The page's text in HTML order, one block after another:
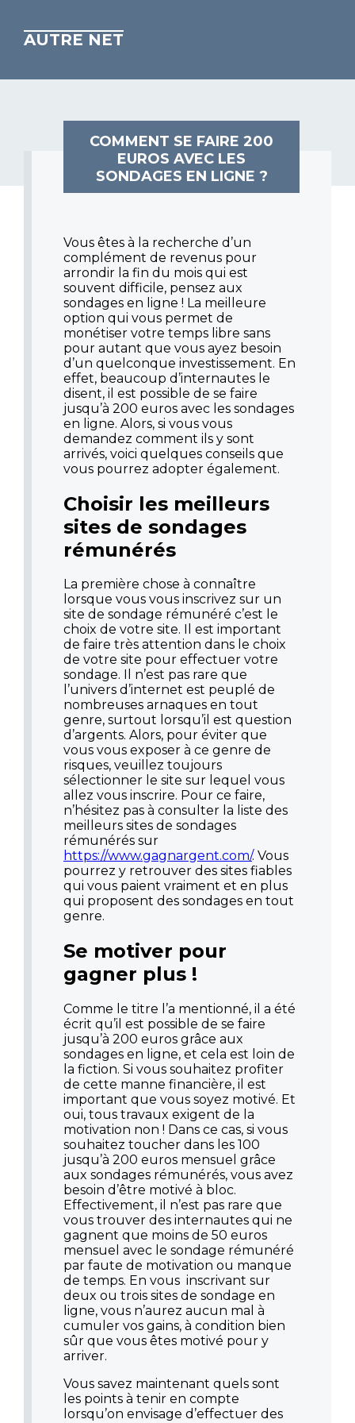
AUTRE NET
COMMENT SE FAIRE 200
EUROS AVEC LES
SONDAGES EN LIGNE ?
Vous êtes à la recherche d’un
complément de revenus pour
arrondir la fin du mois qui est
souvent difficile, pensez aux
sondages en ligne ! La meilleure
option qui vous permet de
monétiser votre temps libre sans
pour autant que vous ayez besoin
d’un quelconque investissement. En
effet, beaucoup d’internautes le
disent, il est possible de se faire
jusqu’à 200 euros avec les sondages
en ligne. Alors, si vous vous
demandez comment ils y sont
arrivés, voici quelques conseils que
vous pourrez adopter également.
Choisir les meilleurs
sites de sondages
rémunérés
La première chose à connaître
lorsque vous vous inscrivez sur un
site de sondage rémunéré c’est le
choix de votre site. Il est important
de faire très attention dans le choix
de votre site pour effectuer votre
sondage. Il n’est pas rare que
l’univers d’internet est peuplé de
nombreuses arnaques en tout
genre, surtout lorsqu’il est question
d’argents. Alors, pour éviter que
vous vous exposer à ce genre de
risques, veuillez toujours
sélectionner le site sur lequel vous
allez vous inscrire. Pour ce faire,
n’hésitez pas à consulter la liste des
meilleurs sites de sondages
rémunérés sur
https://www.gagnargent.com/. Vous
pourrez y retrouver des sites fiables
qui vous paient vraiment et en plus
qui proposent des sondages en tout
genre.
Se motiver pour
gagner plus !
Comme le titre l’a mentionné, il a été
écrit qu’il est possible de se faire
jusqu’à 200 euros grâce aux
sondages en ligne, et cela est loin de
la fiction. Si vous souhaitez profiter
de cette manne financière, il est
important que vous soyez motivé. Et
oui, tous travaux exigent de la
motivation non ! Dans ce cas, si vous
souhaitez toucher dans les 100
jusqu’à 200 euros mensuel grâce
aux sondages rémunérés, vous avez
besoin d’être motivé à bloc.
Effectivement, il n’est pas rare que
vous trouver des internautes qui ne
gagnent que moins de 50 euros
mensuel avec le sondage rémunéré
par faute de motivation ou manque
de temps. En vous inscrivant sur
deux ou trois sites de sondage en
ligne, vous n’aurez aucun mal à
cumuler vos gains, à condition bien
sûr que vous êtes motivé pour y
arriver.
Vous savez maintenant quels sont
les points à tenir en compte
lorsqu’on envisage d’effectuer des